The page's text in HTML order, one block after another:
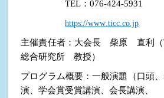
TEL：076-424-5931
https://www.ticc.co.jp
主催責任者：大会長　柴原　直利
総合研究所　教授）
プログラム概要：一般演題（口頭
演、学会賞受賞講演、会長講演、